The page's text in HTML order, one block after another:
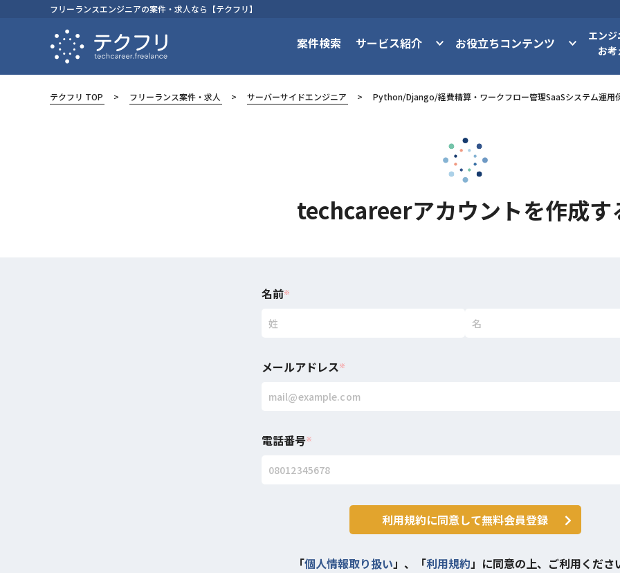
フリーランスエンジニアの案件・求人なら【テクフリ】
案件検索 サービス紹介 お役立ちコンテンツ
エン
お
テクフリ TOP フリーランス案件・求人 サーバーサイドエンジニア Python/Django/経費精算・ワークフロー管理SaaSシステム運用
techcareerアカウントを作成す
名前※
メールアドレス※
電話番号※
利用規約に同意して無料会員登録
「個人情報取り扱い」、「利用規約」に同意の上、ご利用くださ